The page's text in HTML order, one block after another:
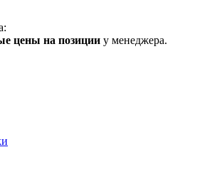
цены на позиции у менеджера.